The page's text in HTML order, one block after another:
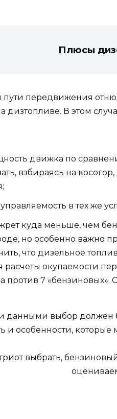
Плюсы
передвижения
дизтопливе. В этом
движка по
взбираясь на
в тех же
куда меньше, чем
но особенно важно
что дизельное
расчеты окупаемости
против 7
данными выбор должен
и особенности, которые